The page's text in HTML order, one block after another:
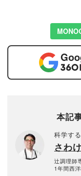
本記
科学す
さわ
辻調理師
1年間西